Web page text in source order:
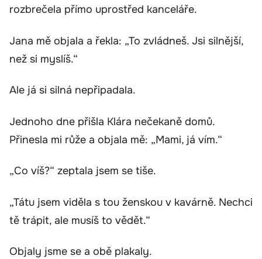
rozbrečela přímo uprostřed kanceláře.
Jana mě objala a řekla: „To zvládneš. Jsi silnější,
než si myslíš.“
Ale já si silná nepřipadala.
Jednoho dne přišla Klára nečekaně domů.
Přinesla mi růže a objala mě: „Mami, já vím.“
„Co víš?“ zeptala jsem se tiše.
„Tátu jsem viděla s tou ženskou v kavárně. Nechci
tě trápit, ale musíš to vědět.“
Objaly jsme se a obě plakaly.